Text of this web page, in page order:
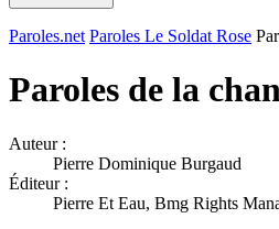
Paroles.net Paroles Le Soldat Rose
Paroles de la
Auteur :
Pierre Dominique Burgaud
Éditeur :
Pierre Et Eau, Bmg Rights